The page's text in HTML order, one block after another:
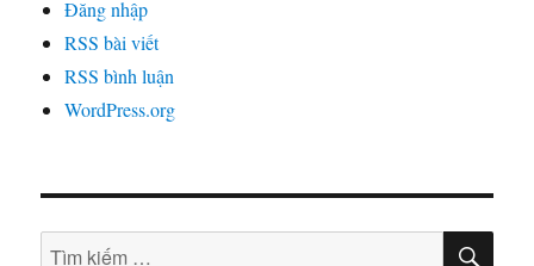
Đăng nhập
RSS bài viết
RSS bình luận
WordPress.org
Tìm
TÌM